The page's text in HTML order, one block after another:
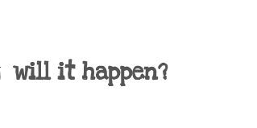
will it happen?